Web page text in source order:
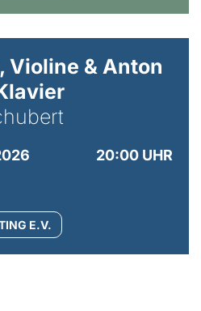
Violine & Anton
20:00 UHR
E.V.